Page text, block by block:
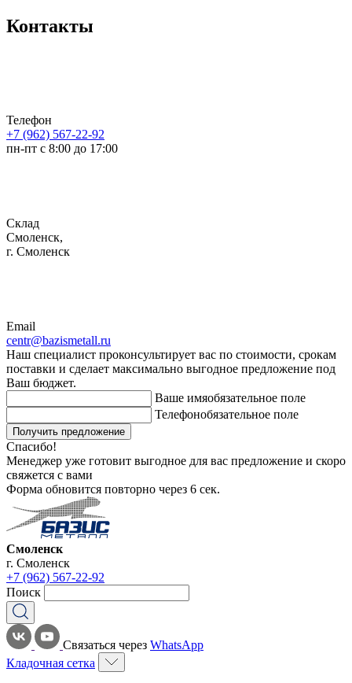
Контакты
Телефон
+7 (962) 567-22-92
пн-пт с 8:00 до 17:00
Склад
Смоленск,
г. Смоленск
Email
centr@bazismetall.ru
Наш специалист проконсультирует вас по стоимости, срокам
поставки и сделает максимально выгодное предложение под
Ваш бюджет.
Ваше имяобязательное поле
Телефонобязательное поле
Получить предложение
Спасибо!
Менеджер уже готовит выгодное для вас предложение и скоро
свяжется с вами
Форма обновится повторно через 6 сек.
Смоленск
г. Смоленск
+7 (962) 567-22-92
Поиск
Связаться через WhatsApp
Кладочная сетка